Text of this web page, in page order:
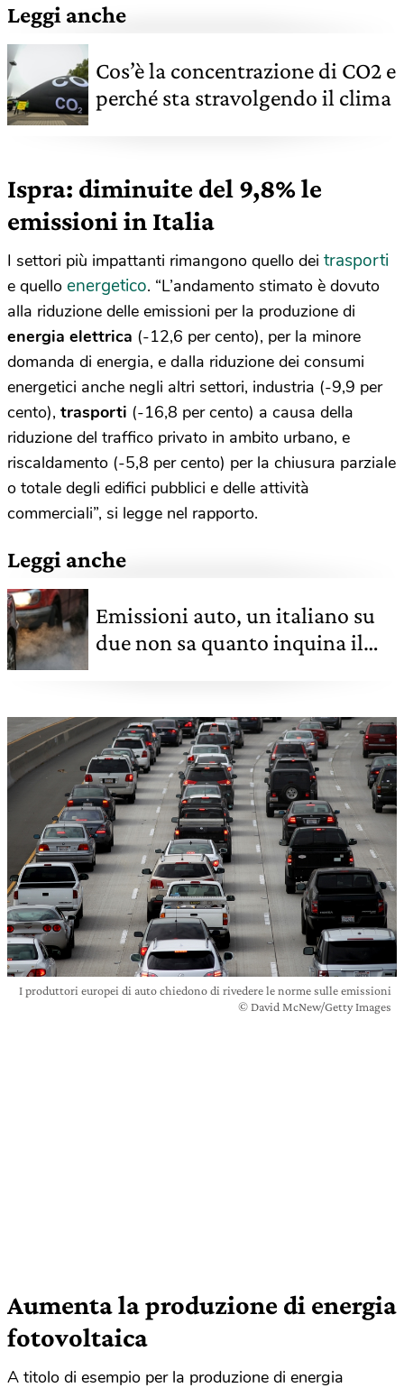
Leggi anche
Cos’è la concentrazione di CO2 e
perché sta stravolgendo il clima
Ispra: diminuite del 9,8% le
emissioni in Italia
I settori più impattanti rimangono quello dei trasporti
e quello energetico. “L’andamento stimato è dovuto
alla riduzione delle emissioni per la produzione di
energia elettrica (-12,6 per cento), per la minore
domanda di energia, e dalla riduzione dei consumi
energetici anche negli altri settori, industria (-9,9 per
cento), trasporti (-16,8 per cento) a causa della
riduzione del traffico privato in ambito urbano, e
riscaldamento (-5,8 per cento) per la chiusura parziale
o totale degli edifici pubblici e delle attività
commerciali”, si legge nel rapporto.
Leggi anche
Emissioni auto, un italiano su
due non sa quanto inquina il
I produttori europei di auto chiedono di rivedere le norme sulle emissioni
© David McNew/Getty Images
Aumenta la produzione di energia
fotovoltaica
A titolo di esempio per la produzione di energia